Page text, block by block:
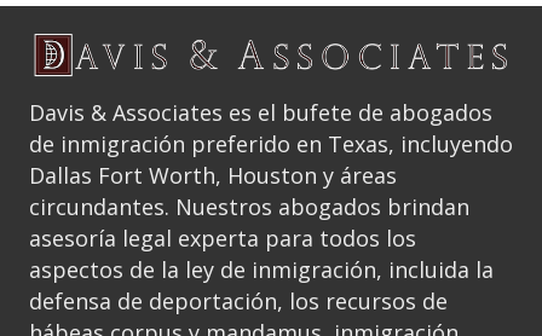
Davis & Associates es el bufete de abogados
de inmigración preferido en Texas, incluyendo
Dallas Fort Worth, Houston y áreas
circundantes. Nuestros abogados brindan
asesoría legal experta para todos los
aspectos de la ley de inmigración, incluida la
defensa de deportación, los recursos de